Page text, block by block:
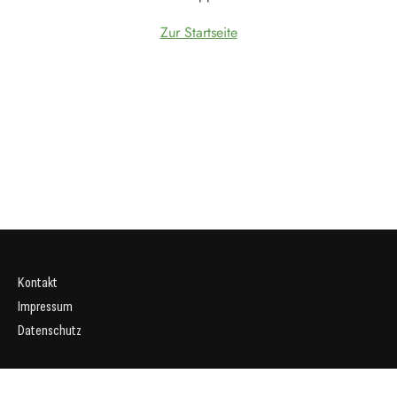
Zur Startseite
Kontakt
Impressum
Datenschutz